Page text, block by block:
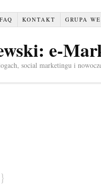
FAQ KONTAKT GRUPA
e-
social marketingu i
}